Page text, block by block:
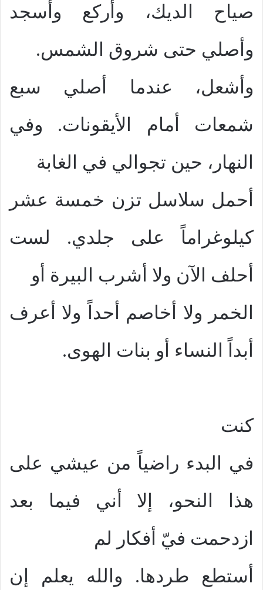
صياح الديك، وأركع وأسجد
وأصلي حتى شروق الشمس.
وأشعل، عندما أصلي سبع
شمعات أمام الأيقونات. وفي
النهار، حين تجوالي في الغابة
أحمل سلاسل تزن خمسة عشر
كيلوغراماً على جلدي. لست
أحلف الآن ولا أشرب البيرة أو
الخمر ولا أخاصم أحداً ولا أعرف
أبداً النساء أو بنات الهوى.
كنت
في البدء راضياً من عيشي على
هذا النحو، إلا أني فيما بعد
ازدحمت فيّ أفكار لم
أستطع طردها. والله يعلم إن